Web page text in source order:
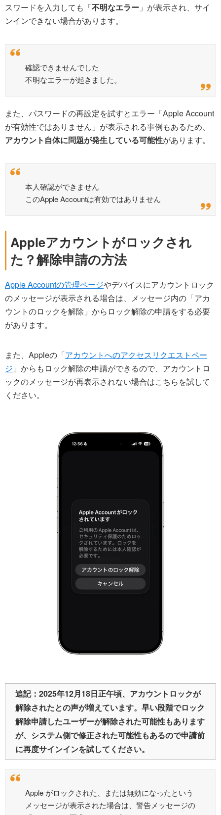
スワードを入力しても「不明なエラー 」が表示され、サイ
ンインできない場合があります。
確認できませんでした
不明なエラーが起きました。
また、パスワードの再設定を試すとエラー「Apple Account
が有効性ではありません」が表示される事例もあるため、
アカウント自体に問題が発生している可能性があります。
本人確認ができません
このApple Accountは有効ではありません
Appleアカウントがロックされ
た？解除申請の方法
Apple Accountの管理ページやデバイスにアカウントロック
のメッセージが表示される場合は、メッセージ内の「アカ
ウントのロックを解除」からロック解除の申請をする必要
があります。
また、Appleの「アカウントへのアクセスリクエストペー
ジ 」からもロック解除の申請ができるので、アカウントロ
ックのメッセージが再表示されない場合はこちらを試して
ください。
追記：2025年12月18日正午頃、アカウントロックが
解除されたとの声が増えています。早い段階でロック
解除申請したユーザーが解除された可能性もあります
が、システム側で修正された可能性もあるので申請前
に再度サインインを試してください。
Apple がロックされた、または無効になったという
メッセージが表示された場合は、警告メッセージの